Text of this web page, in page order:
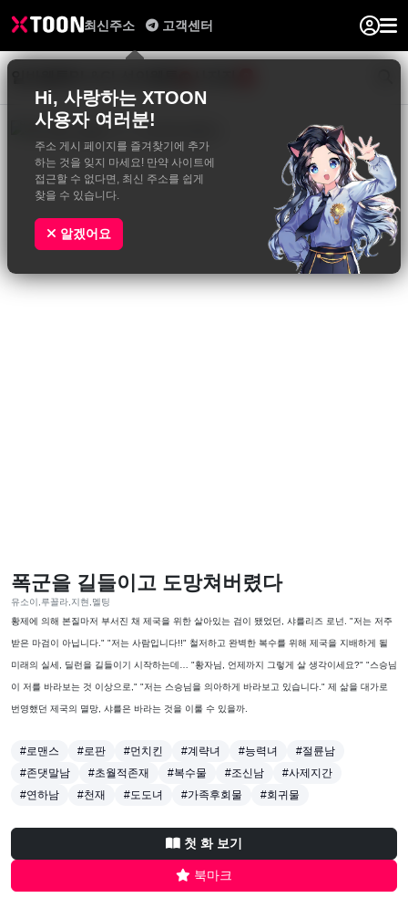
최신주소
Hi, 사랑하는 XTOON
사용자 여러분!
주소 게시 페이지를 즐겨찾기에 추가
하는 것을 잊지 마세요! 만약 사이트에
접근할 수 없다면, 최신 주소를 쉽게
찾을 수 있습니다.
알겠어요
고객센터
폭군을 길들이고 도망쳐버렸다
유소이,루꼴라,지현,멜팅
황제에 의해 본질마저 부서진 채 제국을 위한 살아있는 검이 됐었던, 샤를리즈 로넌. "저는 저주
받은 마검이 아닙니다." "저는 사람입니다!!" 철저하고 완벽한 복수를 위해 제국을 지배하게 될
미래의 실세, 딜런을 길들이기 시작하는데… "황자님, 언제까지 그렇게 살 생각이세요?" "스승님
이 저를 바라보는 것 이상으로," "저는 스승님을 의아하게 바라보고 있습니다." 제 삶을 대가로
번영했던 제국의 멸망, 샤를은 바라는 것을 이룰 수 있을까.
#로맨스 #로판 #먼치킨 #계략녀 #능력녀
#절륜남
#존댓말남
#초월적존재 #복수물 #조신남
#사제지간
#연하남
#천재 #도도녀 #가족후회물 #회귀물
첫 화 보기
북마크